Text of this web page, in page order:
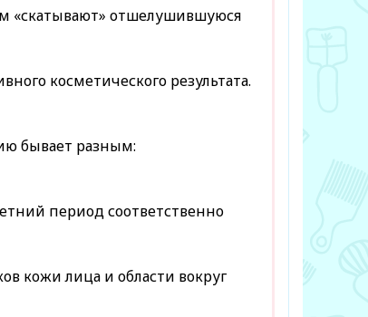
«скатывают» отшелушившуюся
косметического результата.
бывает разным:
период соответственно
кожи лица и области вокруг